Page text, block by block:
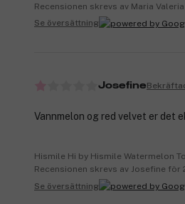
Recensionen skrevs av Maria
Se översättning
Josefine
Vannmelon og red velvet er det
Hismile Hi by Hismile Watermelon
Recensionen skrevs av Josefine för
Se översättning